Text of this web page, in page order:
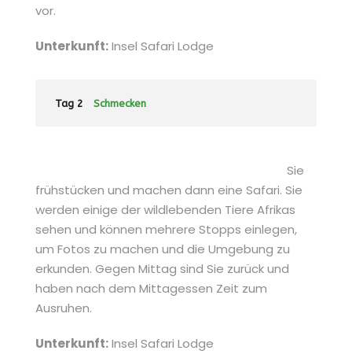
vor.
Unterkunft:Insel Safari Lodge
Tag 2 Schmecken
Sie
frühstücken und machen dann eine Safari. Sie
werden einige der wildlebenden Tiere Afrikas
sehen und können mehrere Stopps einlegen,
um Fotos zu machen und die Umgebung zu
erkunden. Gegen Mittag sind Sie zurück und
haben nach dem Mittagessen Zeit zum
Ausruhen.
Unterkunft:Insel Safari Lodge